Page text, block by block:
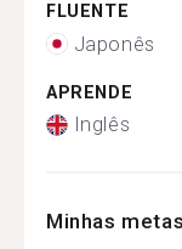
FLUENTE
Japonês
APRENDE
Inglês
Minhas